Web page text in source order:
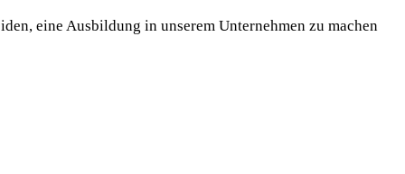
eine Ausbildung in unserem Unternehmen zu machen